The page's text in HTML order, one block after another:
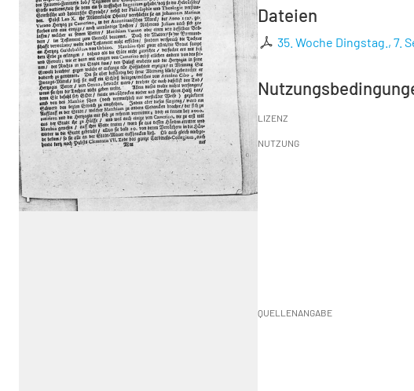
Dateien
35. Woche Dingstag., 7.
LIZENZ
NUTZUNG
QUELLENANGABE